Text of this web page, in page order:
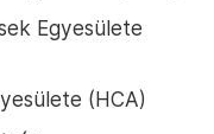
Egyesülete
(HCA)